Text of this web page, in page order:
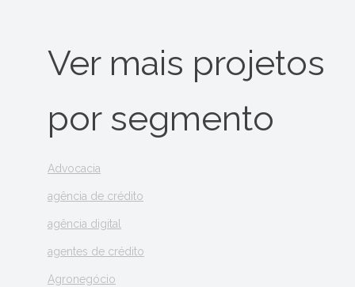
Ver mais projetos
por segmento
Advocacia
agência de crédito
agência digital
agentes de crédito
Agronegócio